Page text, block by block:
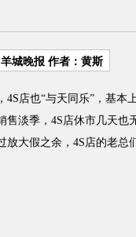
城晚报 作者：黄斯
店也“与天同乐”，基本
售淡季，4S店休市几天也
放大假之余，4S店的老总